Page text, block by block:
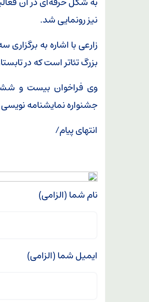
نیز رونمایی شد.
زارعی با اشاره به
بزرگ تئاتر است که در تابستان سال ۹۷ در شهر
وی فراخوان بیست و
جشنواره نمایشنامه نویسی
انتهای پیام/
نام شما (الزامی)
ایمیل شما (الزامی)